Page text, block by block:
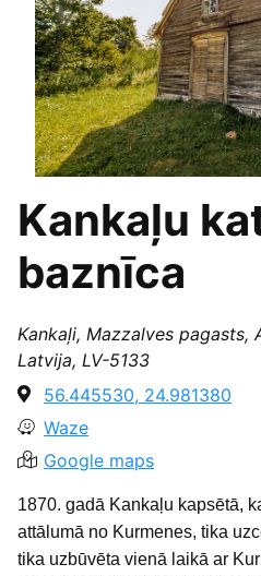
Kankaļu
baznīca
Kankaļi, Mazzalves pagasts,
Latvija, LV-5133
56.445530, 24.981380
Waze
Google maps
1870. gadā Kankaļu kapsētā,
attālumā no Kurmenes, tika
tika uzbūvēta vienā laikā ar